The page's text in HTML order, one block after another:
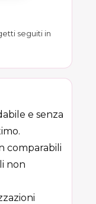
seguiti in
e senza
comparabili
non